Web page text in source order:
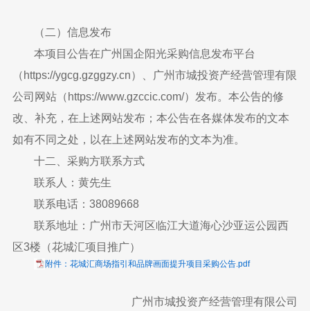
（二）信息发布
本项目公告在广州国企阳光采购信息发布平台
（https://ygcg.gzggzy.cn）、广州市城投资产经营管理有限
公司网站（https://www.gzccic.com/）发布。本公告的修
改、补充，在上述网站发布；本公告在各媒体发布的文本
如有不同之处，以在上述网站发布的文本为准。
十二、采购方联系方式
联系人：黄先生
联系电话：38089668
联系地址：广州市天河区临江大道海心沙亚运公园西
区3楼（花城汇项目推广）
附件：花城汇商场指引和品牌画面提升项目采购公告.pdf
广州市城投资产经营管理有限公司